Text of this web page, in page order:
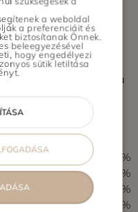
Budajenő
Nyíregyháza,
a többieket, értékeld a
0%
0%
0%
0%
a weboldal
a preferenciáit és
biztosítanak Önnek.
beleegyezésével
hogy engedélyezi
sütik letiltása